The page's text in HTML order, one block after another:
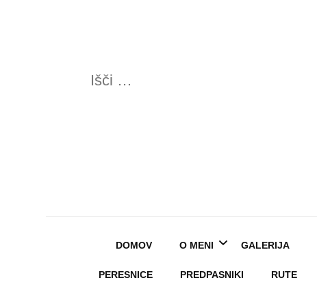
Išči:
DOMOV O MENI GALERIJA
PERESNICE PREDPASNIKI RUTE